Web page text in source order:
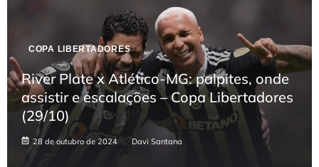
COPA LIBERTADORES
River Plate x Atlético-MG: palpites, onde
assistir e escalações – Copa Libertadores
(29/10)
28 de outubro de 2024 Davi Santana